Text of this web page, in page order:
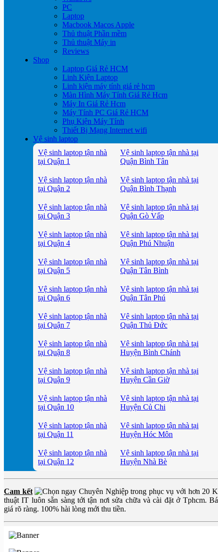
PC
Laptop
Macbook Macos Apple
Thủ thuật Phần mềm
Thủ thuật Máy in
Reviews
Shop
Laptop Giá Rẻ HCM
Linh Kiện Laptop
Linh kiện máy tính giá rẻ hcm
Màn Hình Máy Tính Giá Rẻ Hcm
Máy In Giá Rẻ Hcm
Máy Tính PC Giá Rẻ HCM
Phụ Kiện Máy Tính
Thiết Bị Mạng Internet wifi
Vệ sinh laptop
Vệ sinh laptop tận nhà
tại Quận 1
Vệ sinh laptop tận nhà tại
Quận Bình Tân
Vệ sinh laptop tận nhà
tại Quận 2
Vệ sinh laptop tận nhà tại
Quận Bình Thạnh
Vệ sinh laptop tận nhà
tại Quận 3
Vệ sinh laptop tận nhà tại
Quận Gò Vấp
Vệ sinh laptop tận nhà
tại Quận 4
Vệ sinh laptop tận nhà tại
Quận Phú Nhuận
Vệ sinh laptop tận nhà
tại Quận 5
Vệ sinh laptop tận nhà tại
Quận Tân Bình
Vệ sinh laptop tận nhà
tại Quận 6
Vệ sinh laptop tận nhà tại
Quận Tân Phú
Vệ sinh laptop tận nhà
tại Quận 7
Vệ sinh laptop tận nhà tại
Quận Thủ Đức
Vệ sinh laptop tận nhà
tại Quận 8
Vệ sinh laptop tận nhà tại
Huyện Bình Chánh
Vệ sinh laptop tận nhà
tại Quận 9
Vệ sinh laptop tận nhà tại
Huyện Cần Giờ
Vệ sinh laptop tận nhà
tại Quận 10
Vệ sinh laptop tận nhà tại
Huyện Củ Chi
Vệ sinh laptop tận nhà
tại Quận 11
Vệ sinh laptop tận nhà tại
Huyện Hóc Môn
Vệ sinh laptop tận nhà
tại Quận 12
Vệ sinh laptop tận nhà tại
Huyện Nhà Bè
Cam kết
Chuyên Nghiệp trong phục vụ với hơn 20
thuật IT luôn sẵn sàng tới tận nơi sửa chữa và cài đặt ở Tphcm.
giá rõ ràng. 100% hài lòng mới thu tiền.